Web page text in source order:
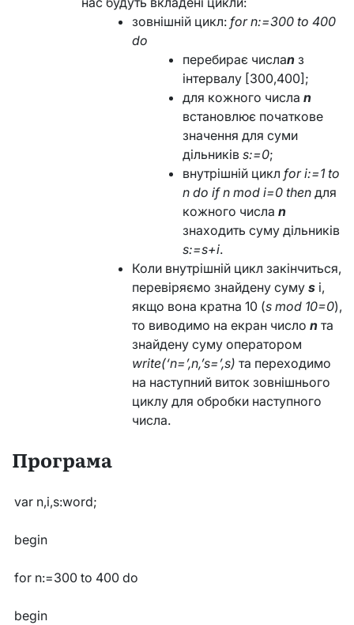
зовнішній цикл: for n:=300 to 400
do
перебирає числаn з
інтервалу [300,400];
для кожного числа n
встановлює початкове
значення для суми
дільників s:=0;
внутрішній цикл for i:=1 to
n do if n mod i=0 then для
кожного числа n
знаходить суму дільників
s:=s+i.
Коли внутрішній цикл закінчиться,
перевіряємо знайдену суму s і,
якщо вона кратна 10 (s mod 10=0),
то виводимо на екран число n та
знайдену суму оператором
write(‘n=’,n,’s=’,s) та переходимо
на наступний виток зовнішнього
циклу для обробки наступного
числа.
Програма
var n,i,s:word;
begin
for n:=300 to 400 do
begin